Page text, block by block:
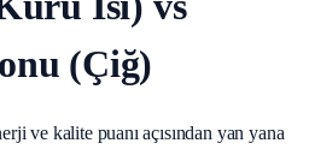
(Çiğ)
ve kalite puanı açısından yan yana